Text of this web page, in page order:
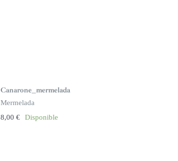
Canarone_mermelada
Mermelada
8,00 € Disponible